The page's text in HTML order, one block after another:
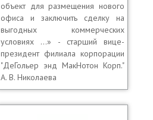
объект для размещения нового
офиса и заключить сделку на
выгодных коммерческих
условиях …» - старший вице-
президент филиала корпорации
"ДеГольер энд МакНотон Корп."
А. В. Николаева